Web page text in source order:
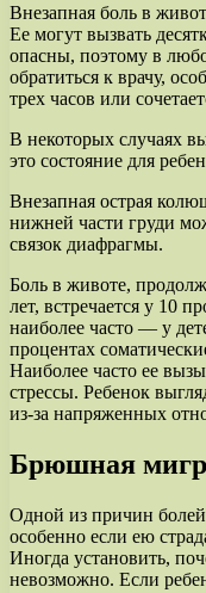
Внезапная боль в
Ее могут вызвать
опасны, поэтому в
обратиться к врачу,
трех часов или
В некоторых случаях
это состояние для
Внезапная острая
нижней части груди
связок диафрагмы.
Боль в животе,
лет, встречается у 10
наиболее часто — у
процентах
Наиболее часто ее
стрессы. Ребенок
из-за напряженных
Брюшная
Одной из причин
особенно если ею
Иногда установить,
невозможно. Если